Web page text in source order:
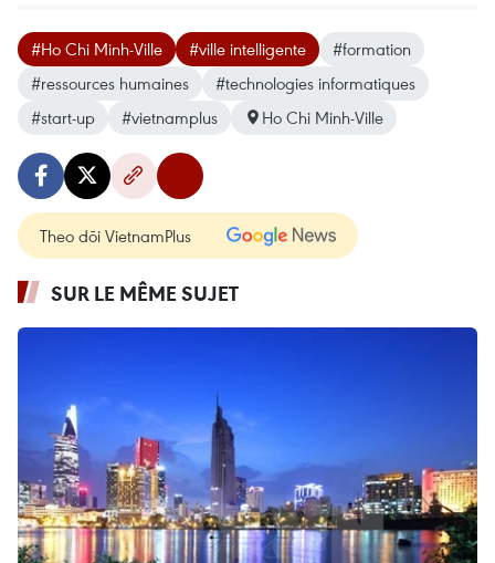
#Ho Chi Minh-Ville #ville intelligente
#formation
#ressources humaines
#technologies informatiques
#start-up
#vietnamplus Ho Chi Minh-Ville
Theo dõi VietnamPlus
SUR LE MÊME SUJET